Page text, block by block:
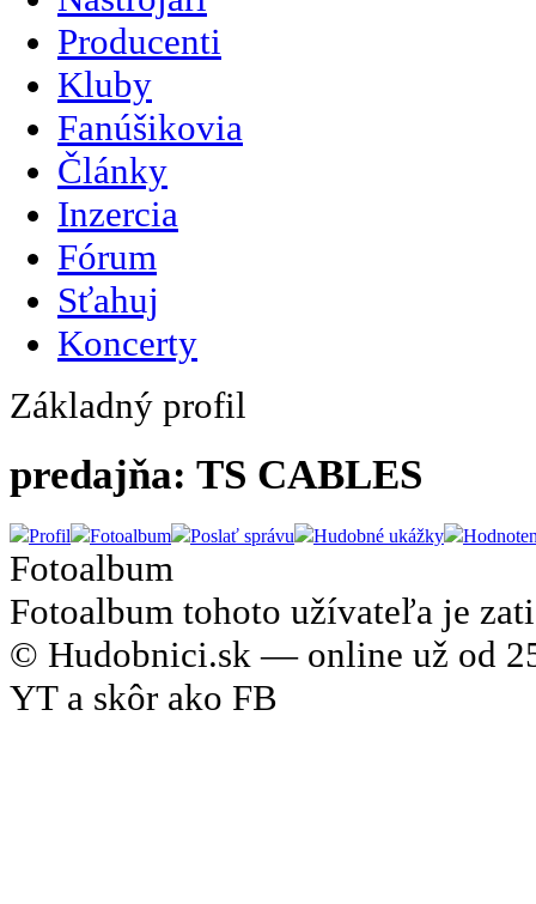
Producenti
Kluby
Fanúšikovia
Články
Inzercia
Fórum
Sťahuj
Koncerty
Základný profil
predajňa: TS CABLES
Profil Fotoalbum Poslať správu Hudobné ukážky
Fotoalbum
Fotoalbum tohoto užívateľa je
© Hudobnici.sk — online už od
YT a skôr ako FB